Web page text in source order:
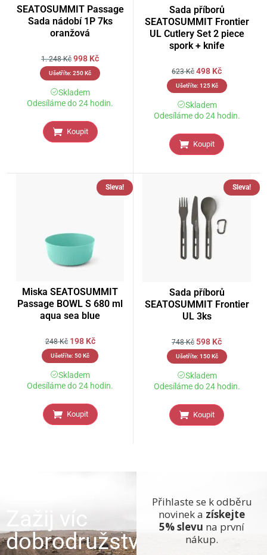
SEATOSUMMIT Passage
Sada nádobí 1P 7ks
oranžová
1. 248Kč 998 Kč
Ušetříte: 250Kč
Skladem
Odesíláme do 24 hodin.
Koupit
Sada příborů
SEATOSUMMIT Frontier
UL Cutlery Set 2 piece
spork + knife
623Kč 498 Kč
Ušetříte: 125Kč
Skladem
Odesíláme do 24 hodin.
Koupit
Sleva!
Miska SEATOSUMMIT
Passage BOWL S 680 ml
aqua sea blue
248Kč 198 Kč
Ušetříte: 50Kč
Skladem
Odesíláme do 24 hodin.
Koupit
Sleva!
Sada příborů
SEATOSUMMIT Frontier
UL 3ks
748Kč 598 Kč
Ušetříte: 150Kč
Skladem
Odesíláme do 24 hodin.
Koupit
Zažij víc
dobrodružství
Přihlaste se k odběru
novinek a získejte
5% slevu na první
nákup.